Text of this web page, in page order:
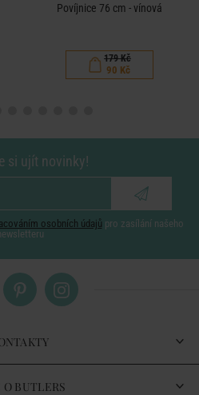
Povíjnice 76 cm - vínová
179 Kč
90 Kč
si ujít novinky!
osobních údajů pro zasílání našeho
BUTLERS